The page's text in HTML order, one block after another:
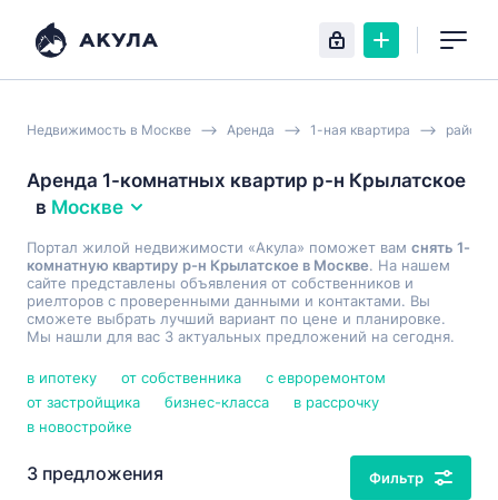
Недвижимость в Москве Аренда 1-ная квартира район
Аренда 1-комнатных квартир р-н Крылатское
в Москве
Портал жилой недвижимости «Акула» поможет вам снять 1-
комнатную квартиру р-н Крылатское в Москве. На нашем
сайте представлены объявления от собственников и
риелторов с проверенными данными и контактами. Вы
сможете выбрать лучший вариант по цене и планировке.
Мы нашли для вас 3 актуальных предложений на сегодня.
в ипотеку от собственника
с евроремонтом
от застройщика
бизнес-класса
в рассрочку
в новостройке
3 предложения Фильтр